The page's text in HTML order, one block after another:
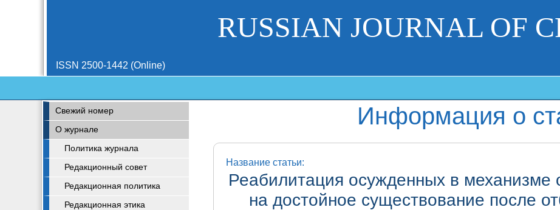
RUSSIAN JOURNAL OF
ISSN 2500-1442 (Online)
Свежий номер
О журнале
Политика журнала
Редакционный совет
Редакционная политика
Редакционная этика
Информация о
Название статьи:
Реабилитация осужденных в механизме
на достойное существование после